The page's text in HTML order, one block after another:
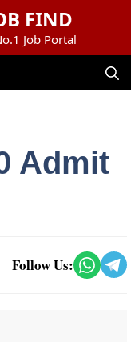
FIND
Job Portal
Admit
Follow Us: